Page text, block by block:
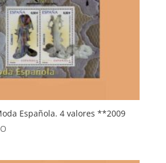
Española. 4 valores **2009